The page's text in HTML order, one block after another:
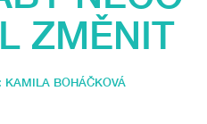
ZMĚNIT
KAMILA BOHÁČKOVÁ